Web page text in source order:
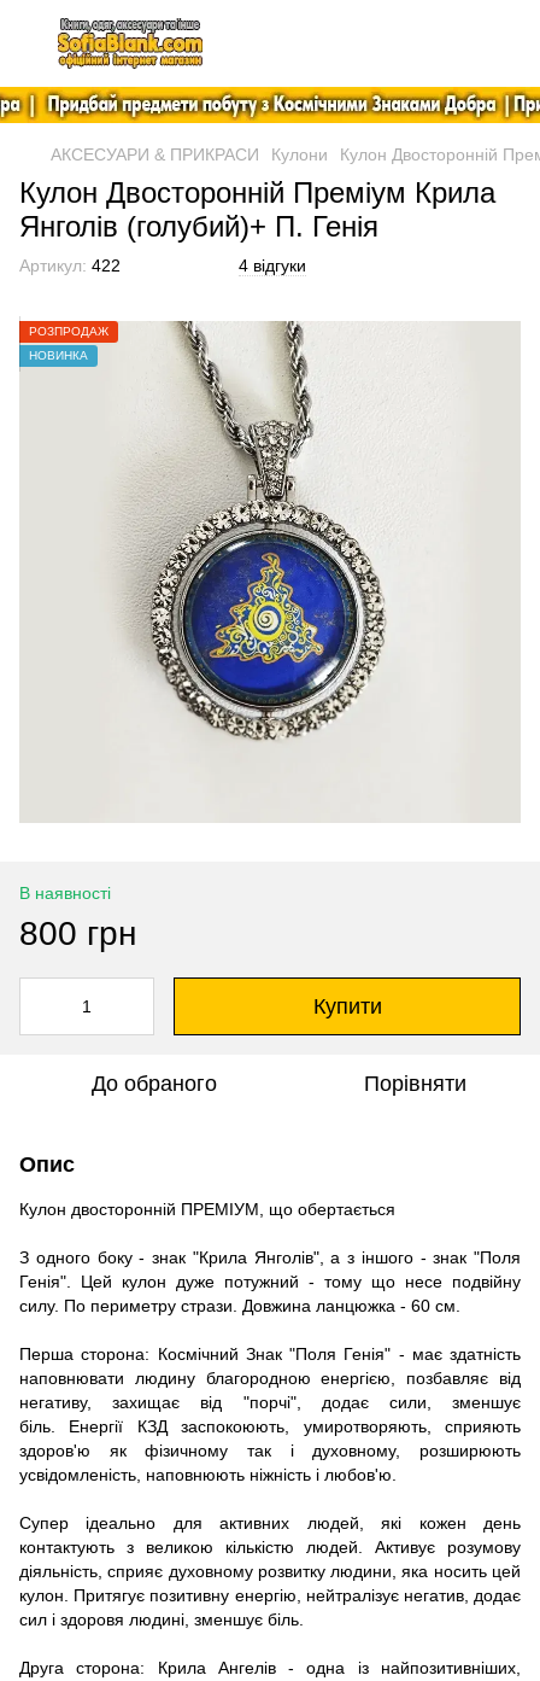
АКСЕСУАРИ & ПРИКРАСИ Кулони Кулон Двосторонній
Кулон Двосторонній Преміум Крила
Янголів (голубий)+ П. Генія
Артикул: 422 4 відгуки
РОЗПРОДАЖ
НОВИНКА
В наявності
800 грн
Купити
До обраного Порівняти
Опис
Кулон двосторонній ПРЕМІУМ, що обертається
З одного боку - знак "Крила Янголів", а з іншого - знак "Поля
Генія". Цей кулон дуже потужний - тому що несе подвійну
силу. По периметру стрази. Довжина ланцюжка - 60 см.
Перша сторона: Космічний Знак "Поля Генія" - має здатність
наповнювати людину благородною енергією, позбавляє від
негативу, захищає від "порчі", додає сили, зменшує
біль. Енергії КЗД заспокоюють, умиротворяють, сприяють
здоров'ю як фізичному так і духовному, розширюють
усвідомленість, наповнюють ніжність і любов'ю.
Супер ідеально для активних людей, які кожен день
контактують з великою кількістю людей. Активує розумову
діяльність, сприяє духовному розвитку людини, яка носить цей
кулон. Притягує позитивну енергію, нейтралізує негатив, додає
сил і здоровя людині, зменшує біль.
Друга сторона: Крила Ангелів - одна із найпозитивніших,